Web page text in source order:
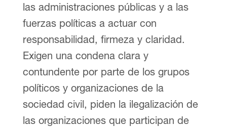
las administraciones públicas y a las
fuerzas políticas a actuar con
responsabilidad, firmeza y claridad.
Exigen una condena clara y
contundente por parte de los grupos
políticos y organizaciones de la
sociedad civil, piden la ilegalización de
las organizaciones que participan de